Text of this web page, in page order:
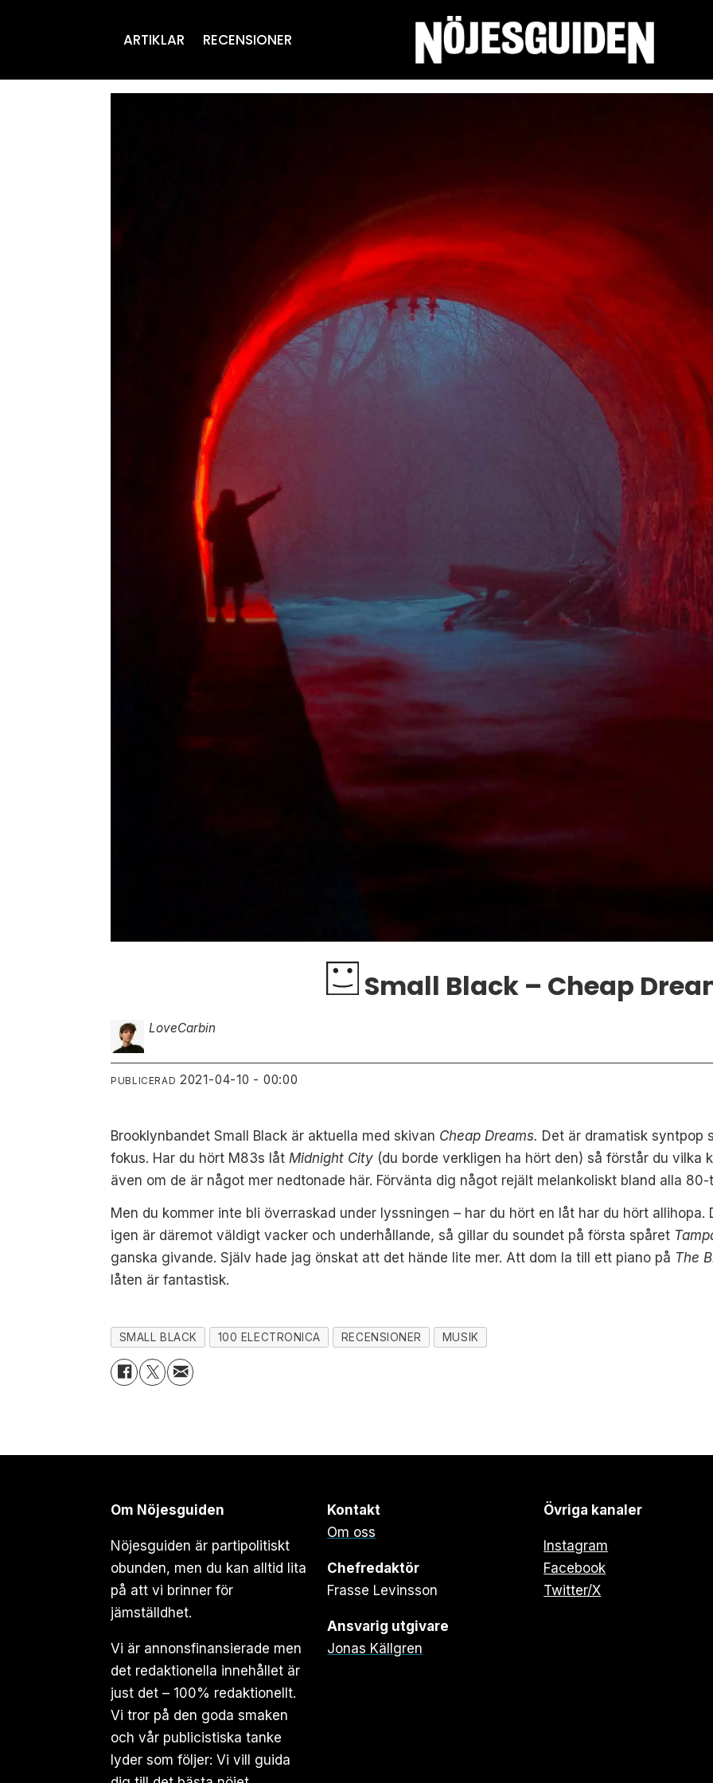
ARTIKLAR RECENSIONER
Small Black – Cheap
LoveCarbin
PUBLICERAD 2021-04-10 - 00:00
Brooklynbandet Small Black är aktuella med skivan Cheap Dreams. Det är dramatisk syntpop
fokus. Har du hört M83s låt Midnight City (du borde verkligen ha hört den) så förstår du vilka
även om de är något mer nedtonade här. Förvänta dig något rejält melankoliskt bland alla
Men du kommer inte bli överraskad under lyssningen – har du hört en låt har du hört
igen är däremot väldigt vacker och underhållande, så gillar du soundet på första spåret
ganska givande. Själv hade jag önskat att det hände lite mer. Att dom la till ett piano på The
låten är fantastisk.
SMALL BLACK 100 ELECTRONICA RECENSIONER MUSIK
Om Nöjesguiden
Nöjesguiden är partipolitiskt
obunden, men du kan alltid lita
på att vi brinner för
jämställdhet.
Vi är annonsfinansierade men
det redaktionella innehållet är
just det – 100% redaktionellt.
Vi tror på den goda smaken
och vår publicistiska tanke
lyder som följer: Vi vill guida
Kontakt
Om oss
Chefredaktör
Frasse Levinsson
Ansvarig utgivare
Jonas Källgren
Övriga kanaler
Instagram
Facebook
Twitter/X